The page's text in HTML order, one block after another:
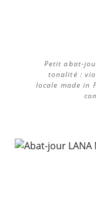
Petit abat-
tonalité :
locale made in